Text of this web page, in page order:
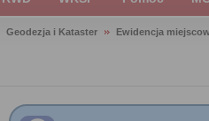
Geodezja i Kataster Ewidencja